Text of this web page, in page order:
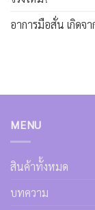
อาการมือสั่น เกิดจ
MENU
สินค้าทั้งหมด
บทความ